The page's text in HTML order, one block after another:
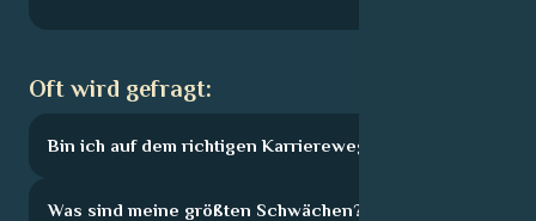
Oft wird gefragt:
Bin ich auf dem richtigen Karriereweg?
Was sind meine größten Schwächen?